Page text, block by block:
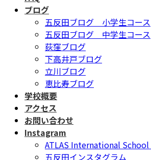
ブログ
五反田ブログ 小学生コース
五反田ブログ 中学生コース
荻窪ブログ
下高井戸ブログ
立川ブログ
恵比寿ブログ
学校概要
アクセス
お問い合わせ
Instagram
ATLAS International
五反田インスタグラム